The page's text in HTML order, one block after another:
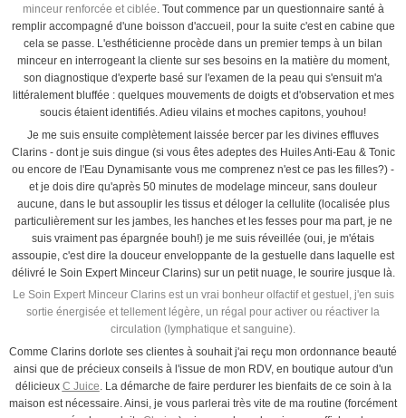
minceur renforcée et ciblée. Tout commence par un questionnaire santé à
remplir accompagné d'une boisson d'accueil, pour la suite c'est en cabine que
cela se passe. L'esthéticienne procède dans un premier temps à un bilan
minceur en interrogeant la cliente sur ses besoins en la matière du moment,
son diagnostique d'experte basé sur l'examen de la peau qui s'ensuit m'a
littéralement bluffée : quelques mouvements de doigts et d'observation et mes
soucis étaient identifiés. Adieu vilains et moches capitons, youhou!
Je me suis ensuite complètement laissée bercer par les divines effluves
Clarins - dont je suis dingue (si vous êtes adeptes des Huiles Anti-Eau & Tonic
ou encore de l'Eau Dynamisante vous me comprenez n'est ce pas les filles?) -
et je dois dire qu'après 50 minutes de modelage minceur, sans douleur
aucune, dans le but assouplir les tissus et déloger la cellulite (localisée plus
particulièrement sur les jambes, les hanches et les fesses pour ma part, je ne
suis vraiment pas épargnée bouh!) je me suis réveillée (oui, je m'étais
assoupie, c'est dire la douceur enveloppante de la gestuelle dans laquelle est
délivré le Soin Expert Minceur Clarins) sur un petit nuage, le sourire jusque là.
Le Soin Expert Minceur Clarins est un vrai bonheur olfactif et gestuel, j'en suis
sortie énergisée et tellement légère, un régal pour activer ou réactiver la
circulation (lymphatique et sanguine).
Comme Clarins dorlote ses clientes à souhait j'ai reçu mon ordonnance beauté
ainsi que de précieux conseils à l'issue de mon RDV, en boutique autour d'un
délicieux C Juice . La démarche de faire perdurer les bienfaits de ce soin à la
maison est nécessaire. Ainsi, je vous parlerai très vite de ma routine (forcément